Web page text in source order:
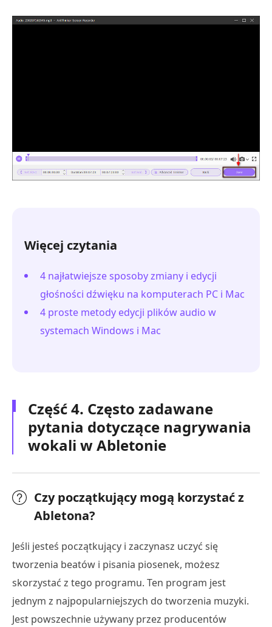
Więcej czytania
4 najłatwiejsze sposoby zmiany i edycji
głośności dźwięku na komputerach PC i Mac
4 proste metody edycji plików audio w
systemach Windows i Mac
Część 4. Często zadawane
pytania dotyczące nagrywania
wokali w Abletonie
Czy początkujący mogą korzystać z
Abletona?
Jeśli jesteś początkujący i zaczynasz uczyć się
tworzenia beatów i pisania piosenek, możesz
skorzystać z tego programu. Ten program jest
jednym z najpopularniejszych do tworzenia muzyki.
Jest powszechnie używany przez producentów